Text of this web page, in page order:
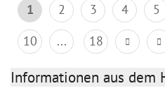
1 2 3 4 5
10
... 18
Informationen aus dem